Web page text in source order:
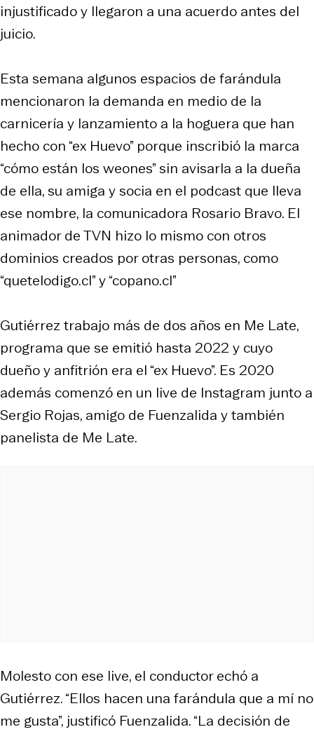
injustificado y llegaron a una acuerdo antes del
juicio.
Esta semana algunos espacios de farándula
mencionaron la demanda en medio de la
carnicería y lanzamiento a la hoguera que han
hecho con “ex Huevo” porque inscribió la marca
“cómo están los weones” sin avisarla a la dueña
de ella, su amiga y socia en el podcast que lleva
ese nombre, la comunicadora Rosario Bravo. El
animador de TVN hizo lo mismo con otros
dominios creados por otras personas, como
“quetelodigo.cl” y “copano.cl”
Gutiérrez trabajo más de dos años en Me Late,
programa que se emitió hasta 2022 y cuyo
dueño y anfitrión era el “ex Huevo”. Es 2020
además comenzó en un live de Instagram junto a
Sergio Rojas, amigo de Fuenzalida y también
panelista de Me Late.
Molesto con ese live, el conductor echó a
Gutiérrez. “Ellos hacen una farándula que a mí no
me gusta”, justificó Fuenzalida. “La decisión de